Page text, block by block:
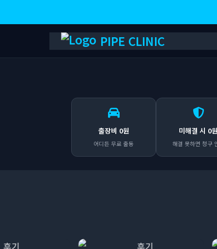
PIPE CLINIC
출장비 0원
어디든 무료 출동
미해결 시 0
해결 못하면 청구